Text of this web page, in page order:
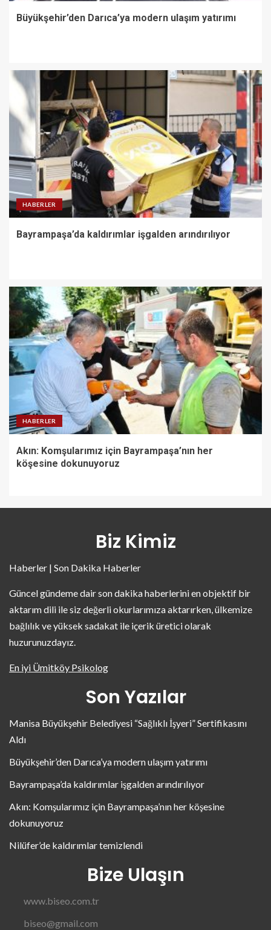
Büyükşehir’den Darıca’ya modern ulaşım yatırımı
HABERLER
Bayrampaşa’da kaldırımlar işgalden arındırılıyor
HABERLER
Akın: Komşularımız için Bayrampaşa’nın her
köşesine dokunuyoruz
Biz Kimiz
Haberler | Son Dakika Haberler
Güncel gündeme dair son dakika haberlerini en objektif bir
aktarım dili ile siz değerli okurlarımıza aktarırken, ülkemize
bağlılık ve yüksek sadakat ile içerik üretici olarak
huzurunuzdayız.
En iyi Ümitköy Psikolog
Son Yazılar
Manisa Büyükşehir Belediyesi “Sağlıklı İşyeri” Sertifikasını
Aldı
Büyükşehir’den Darıca’ya modern ulaşım yatırımı
Bayrampaşa’da kaldırımlar işgalden arındırılıyor
Akın: Komşularımız için Bayrampaşa’nın her köşesine
dokunuyoruz
Nilüfer’de kaldırımlar temizlendi
Bize Ulaşın
www.biseo.com.tr
biseo@gmail.com